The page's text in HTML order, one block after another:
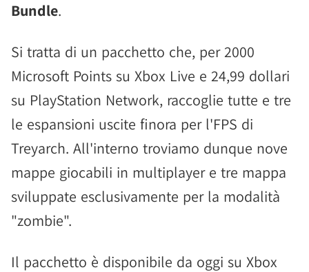
Bundle.
Si tratta di un pacchetto che, per 2000
Microsoft Points su Xbox Live e 24,99 dollari
su PlayStation Network, raccoglie tutte e tre
le espansioni uscite finora per l'FPS di
Treyarch. All'interno troviamo dunque nove
mappe giocabili in multiplayer e tre mappa
sviluppate esclusivamente per la modalità
"zombie".
Il pacchetto è disponibile da oggi su Xbox